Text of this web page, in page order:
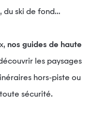
du ski de fond…
nos guides de haute
les paysages
hors-piste ou
sécurité.